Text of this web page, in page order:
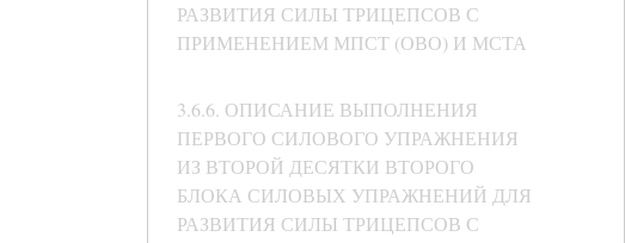
РАЗВИТИЯ СИЛЫ ТРИЦЕПСОВ С
ПРИМЕНЕНИЕМ МПСТ (ОВО) И МСТА
3.6.6. ОПИСАНИЕ ВЫПОЛНЕНИЯ
ПЕРВОГО СИЛОВОГО УПРАЖНЕНИЯ
ИЗ ВТОРОЙ ДЕСЯТКИ ВТОРОГО
БЛОКА СИЛОВЫХ УПРАЖНЕНИЙ ДЛЯ
РАЗВИТИЯ СИЛЫ ТРИЦЕПСОВ С